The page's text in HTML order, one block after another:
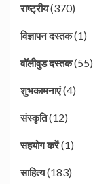
राष्ट्रीय(370)
विज्ञापन दस्तक(1)
वॉलीवुड दस्तक(55)
शुभकामनाएं(4)
संस्कृति(12)
सहयोग करें(1)
साहित्य(183)